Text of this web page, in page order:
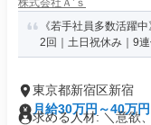
株式会社Ａ’ｓ
《若手社員多数活躍
2回｜土日祝休み｜9
東京都新宿区新宿
月給30万円～40万円
求める人材: ＼意欲